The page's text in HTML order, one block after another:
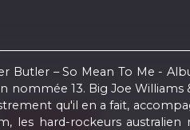
– So Mean To Me -
13. Big Joe
qu'il en a fait,
les hard-rockeurs